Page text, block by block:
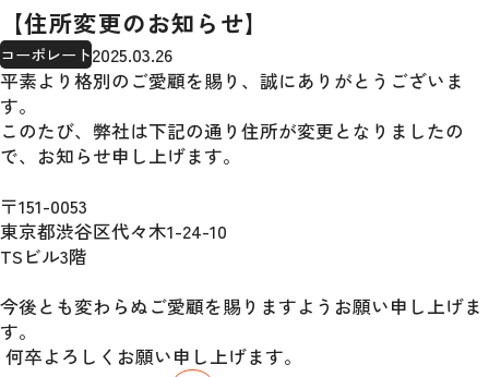
【住所変更のお知らせ】
コーポレート2025.03.26
平素より格別のご愛顧を賜り、誠にありがとうございま
す。
このたび、弊社は下記の通り住所が変更となりましたの
で、お知らせ申し上げます。
〒151-0053
東京都渋谷区代々木1-24-10
TSビル3階
今後とも変わらぬご愛顧を賜りますようお願い申し上げま
す。
何卒よろしくお願い申し上げます。